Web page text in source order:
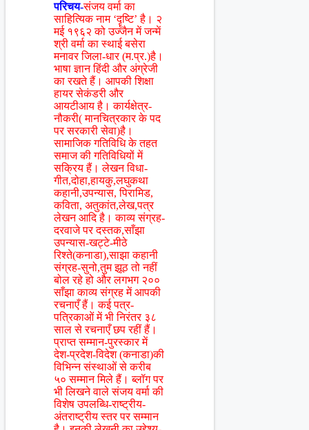
परिचय-संजय वर्मा का
साहित्यिक नाम ‘दॄष्टि’ है। २
मई १९६२ को उज्जैन में जन्में
श्री वर्मा का स्थाई बसेरा
मनावर जिला-धार (म.प्र.)है।
भाषा ज्ञान हिंदी और अंग्रेजी
का रखते हैं। आपकी शिक्षा
हायर सेकंडरी और
आयटीआय है। कार्यक्षेत्र-
नौकरी( मानचित्रकार के पद
पर सरकारी सेवा)है।
सामाजिक गतिविधि के तहत
समाज की गतिविधियों में
सक्रिय हैं। लेखन विधा-
गीत,दोहा,हायकु,लघुकथा
कहानी,उपन्यास, पिरामिड,
कविता, अतुकांत,लेख,पत्र
लेखन आदि है। काव्य संग्रह-
दरवाजे पर दस्तक,साँझा
उपन्यास-खट्टे-मीठे
रिश्ते(कनाडा),साझा कहानी
संग्रह-सुनो,तुम झूठ तो नहीं
बोल रहे हो और लगभग २००
साँझा काव्य संग्रह में आपकी
रचनाएँ हैं। कई पत्र-
पत्रिकाओं में भी निरंतर ३८
साल से रचनाएँ छप रहीं हैं।
प्राप्त सम्मान-पुरस्कार में
देश-प्रदेश-विदेश (कनाडा)की
विभिन्न संस्थाओं से करीब
५० सम्मान मिले हैं। ब्लॉग पर
भी लिखने वाले संजय वर्मा की
विशेष उपलब्धि-राष्ट्रीय-
अंतराष्ट्रीय स्तर पर सम्मान